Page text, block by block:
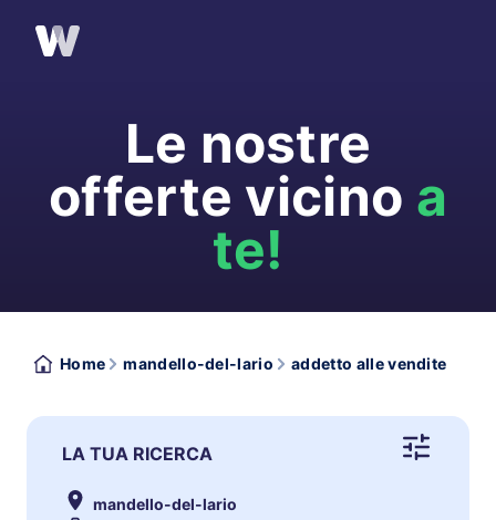
Le nostre
offerte vicino a
te!
Home mandello-del-lario addetto alle vendite
LA TUA RICERCA
mandello-del-lario